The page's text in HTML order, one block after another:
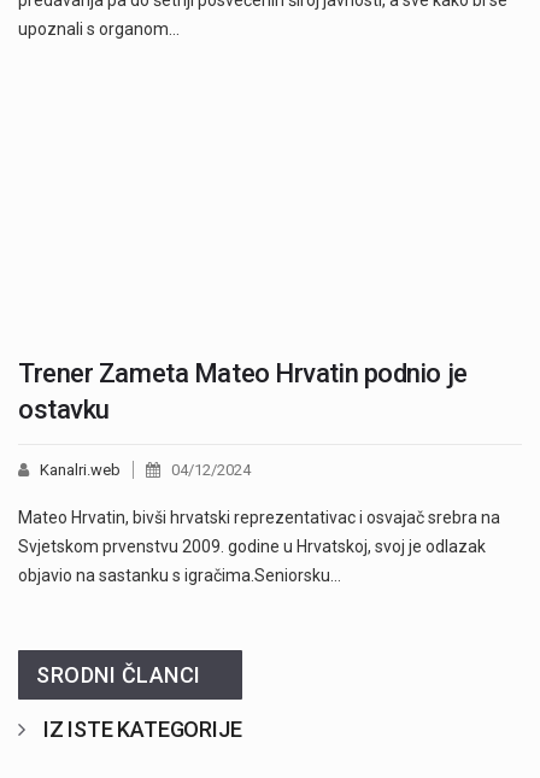
upoznali s organom…
Trener Zameta Mateo Hrvatin podnio je
ostavku
Kanalri.web 04/12/2024
Mateo Hrvatin, bivši hrvatski reprezentativac i osvajač srebra na
Svjetskom prvenstvu 2009. godine u Hrvatskoj, svoj je odlazak
objavio na sastanku s igračima.Seniorsku…
SRODNI ČLANCI
IZ ISTE KATEGORIJE